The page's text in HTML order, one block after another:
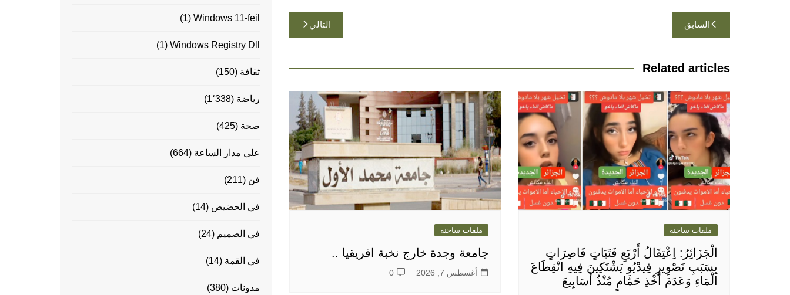
تصفّح
المقالات
السابق التالي
Related articles
ملفات ساخنة
الْجَزَائِرُ: اِعْتِقَالُ أَرْبَعِ فَتَيَاتٍ قَاصِرَاتٍ
بِسَبَبِ تَصْوِيرِ فِيدْيُو يَشْتَكِينَ فِيهِ انْقِطَاعَ
الْمَاءِ وَعَدَمَ أَخْذِ حَمَّامٍ مُنْذُ أَسَابِيعَ
ملفات ساخنة
جامعة وجدة خارج نخبة افريقيا ..
أغسطس 7, 2026 0
Windows 11-feil
(1)
Windows Registry Dll
(1)
ثقافة (150)
رياضة (1٬338)
صحة (425)
على مدار الساعة (664)
فن (211)
في الحضيض (14)
في الصميم (24)
في القمة (14)
مدونات (380)